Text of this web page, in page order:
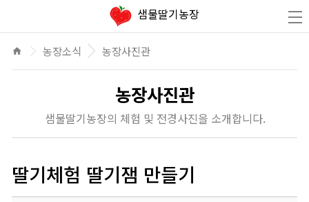
샘물딸기농장
는 딸기체험을 통해 행복한 추억을 만들어가세요
home 농장소식 농장사진관
농장사진관
샘물딸기농장의 체험 및 전경사진을 소개합니다.
딸기체험 딸기잼 만들기